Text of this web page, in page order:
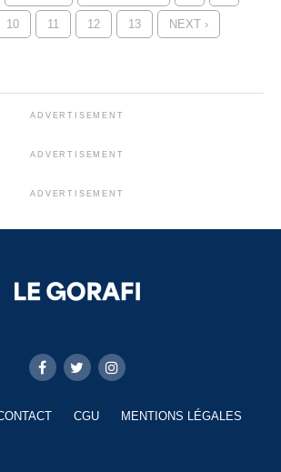
10 11 12 13 NEXT ›
ADVERTISEMENT
ADVERTISEMENT
ADVERTISEMENT
CGU MENTIONS LÉGALES